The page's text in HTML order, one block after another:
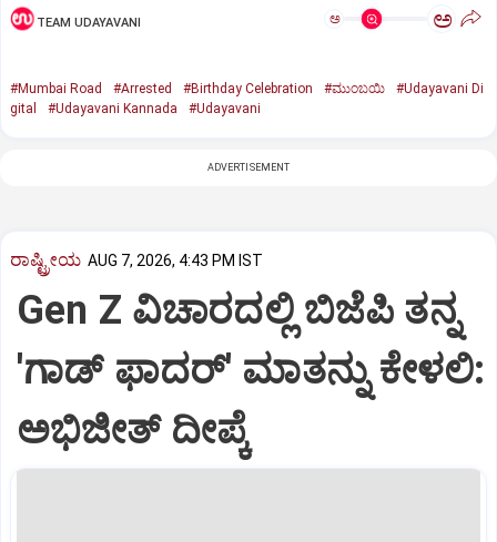
TEAM UDAYAVANI ಅ ಅ
#Mumbai Road #Arrested #Birthday Celebration #ಮುಂಬಯಿ
#Udayavani Di
gital
#Udayavani Kannada #Udayavani
ADVERTISEMENT
ರಾಷ್ಟ್ರೀಯ AUG 7, 2026, 4:43 PM IST
Gen Z ವಿಚಾರದಲ್ಲಿ ಬಿಜೆಪಿ ತನ್ನ
'ಗಾಡ್ ಫಾದರ್' ಮಾತನ್ನು ಕೇಳಲಿ:
ಅಭಿಜೀತ್ ದೀಪ್ಕೆ